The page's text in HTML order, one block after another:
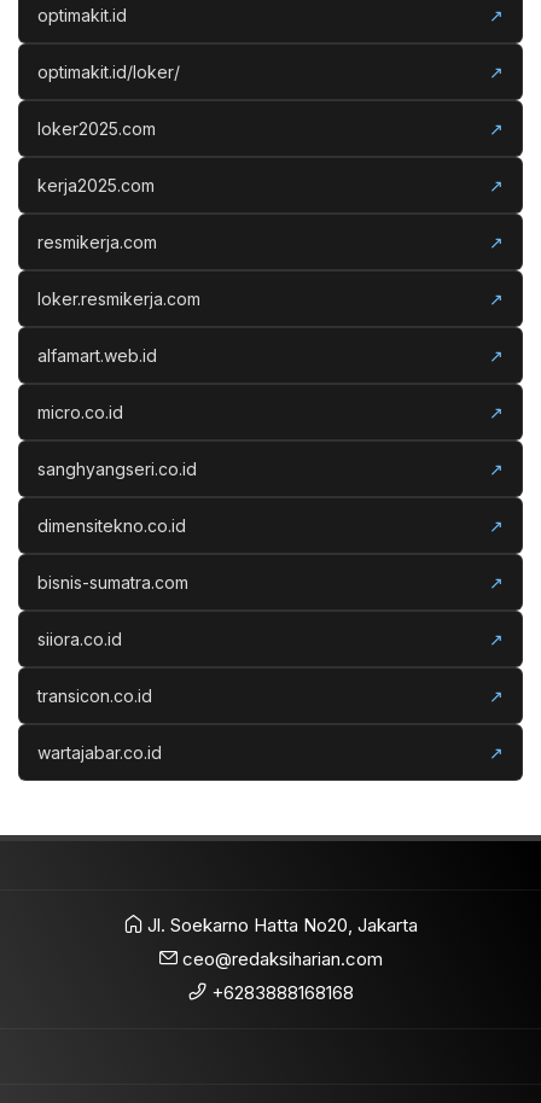
optimakit.id ↗
optimakit.id/loker/ ↗
loker2025.com ↗
kerja2025.com ↗
resmikerja.com ↗
loker.resmikerja.com ↗
alfamart.web.id ↗
micro.co.id ↗
sanghyangseri.co.id ↗
dimensitekno.co.id ↗
bisnis-sumatra.com ↗
siiora.co.id ↗
transicon.co.id ↗
wartajabar.co.id ↗
Jl. Soekarno Hatta No20, Jakarta
ceo@redaksiharian.com
+6283888168168